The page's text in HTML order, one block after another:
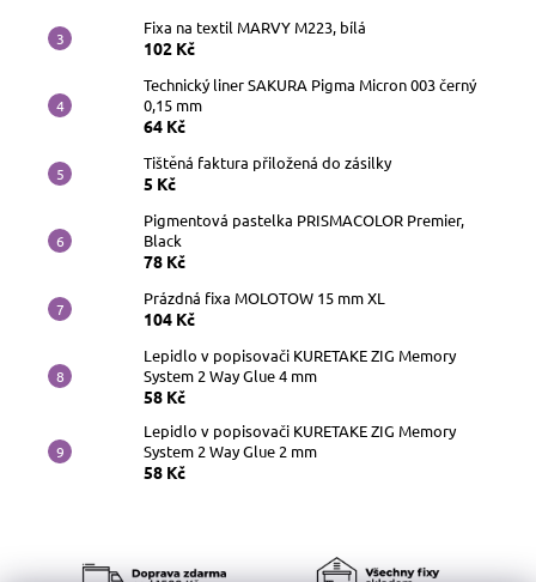
Fixa na textil MARVY M223, bílá
102 Kč
Technický liner SAKURA Pigma Micron 003 černý
0,15 mm
64 Kč
Tištěná faktura přiložená do zásilky
5 Kč
Pigmentová pastelka PRISMACOLOR Premier,
Black
78 Kč
Prázdná fixa MOLOTOW 15 mm XL
104 Kč
Lepidlo v popisovači KURETAKE ZIG Memory
System 2 Way Glue 4 mm
58 Kč
Lepidlo v popisovači KURETAKE ZIG Memory
System 2 Way Glue 2 mm
58 Kč